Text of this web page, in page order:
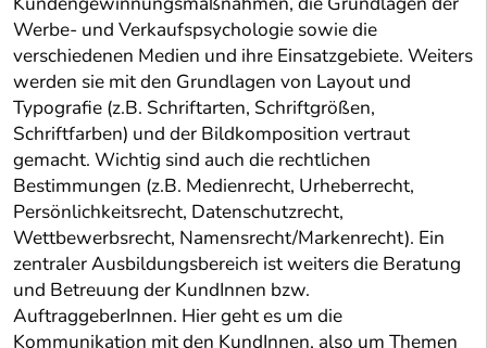
Werbe- und Verkaufspsychologie sowie die
verschiedenen Medien und ihre Einsatzgebiete. Weiters
werden sie mit den Grundlagen von Layout und
Typografie (z.B. Schriftarten, Schriftgrößen,
Schriftfarben) und der Bildkomposition vertraut
gemacht. Wichtig sind auch die rechtlichen
Bestimmungen (z.B. Medienrecht, Urheberrecht,
Persönlichkeitsrecht, Datenschutzrecht,
Wettbewerbsrecht, Namensrecht/Markenrecht). Ein
zentraler Ausbildungsbereich ist weiters die Beratung
und Betreuung der KundInnen bzw.
AuftraggeberInnen. Hier geht es um die
Kommunikation mit den KundInnen, also um Themen